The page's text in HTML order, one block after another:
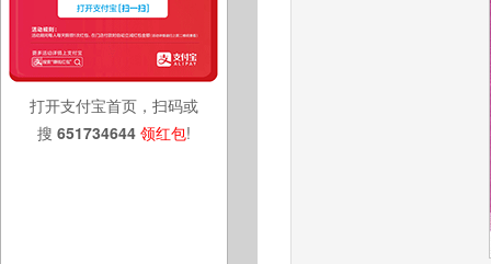
打开支付宝首页，扫码或
搜 651734644 领红包!